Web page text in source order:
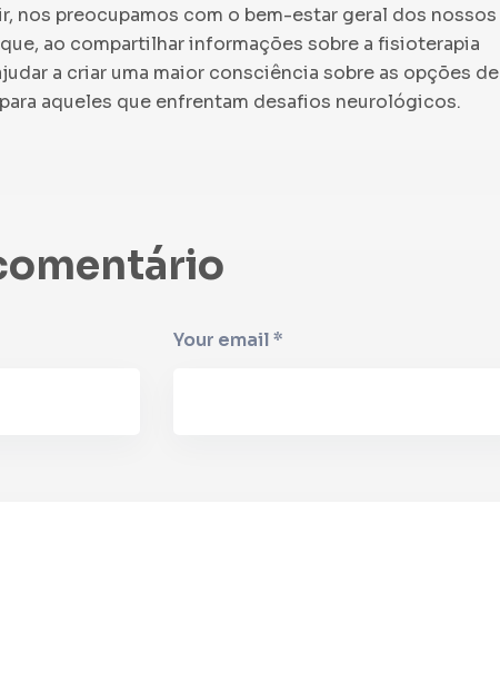
nos preocupamos com o bem-estar geral dos nossos
ao compartilhar informações sobre a fisioterapia
a criar uma maior consciência sobre as opções de
aqueles que enfrentam desafios neurológicos.
Your email *